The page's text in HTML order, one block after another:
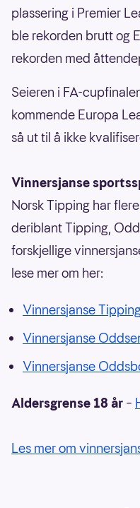
plassering i Premier
ble rekorden brutt og
rekorden med
Seieren i FA-
kommende Europa
så ut til å ikke
Vinnersjanse
Norsk Tipping har
deriblant Tipping,
forskjellige
lese mer om her:
Vinnersjanse
Vinnersjanse
Vinnersjanse
Aldersgrense 18 år –
Les mer om